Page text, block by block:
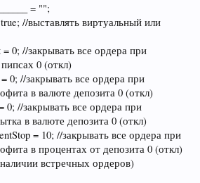
= "";
//выставлять виртуальный или
= 0; //закрывать все ордера при
0 (откл)
0; //закрывать все ордера при
в валюте депозита 0 (откл)
0; //закрывать все ордера при
в валюте депозита 0 (откл)
= 10; //закрывать все ордера при
в процентах от депозита 0 (откл)
встречных ордеров)